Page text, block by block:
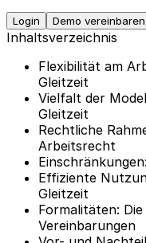
Login Demo vereinbaren
Inhaltsverzeichnis
Flexibilität am
Gleitzeit
Vielfalt der
Gleitzeit
Rechtliche
Arbeitsrecht
Effiziente
Gleitzeit
Formalitäten:
Vereinbarungen